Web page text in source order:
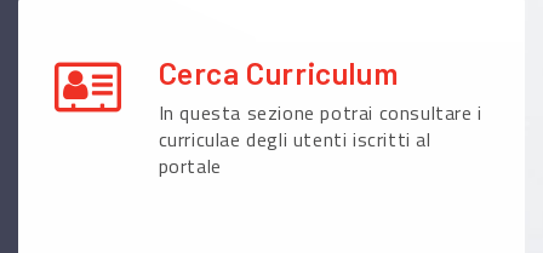
Cerca Curriculum
In questa sezione potrai consultare i
curriculae degli utenti iscritti al
portale